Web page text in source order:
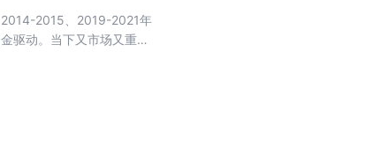
2014-2015、2019-2021年
驱动。当下又市场又重现
值、坚守安全边际、长期
。 本刊聚焦2015-2025十
战经验的深度内容，为你